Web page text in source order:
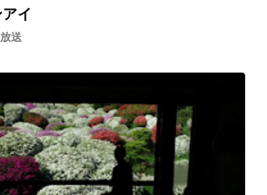
イ
送